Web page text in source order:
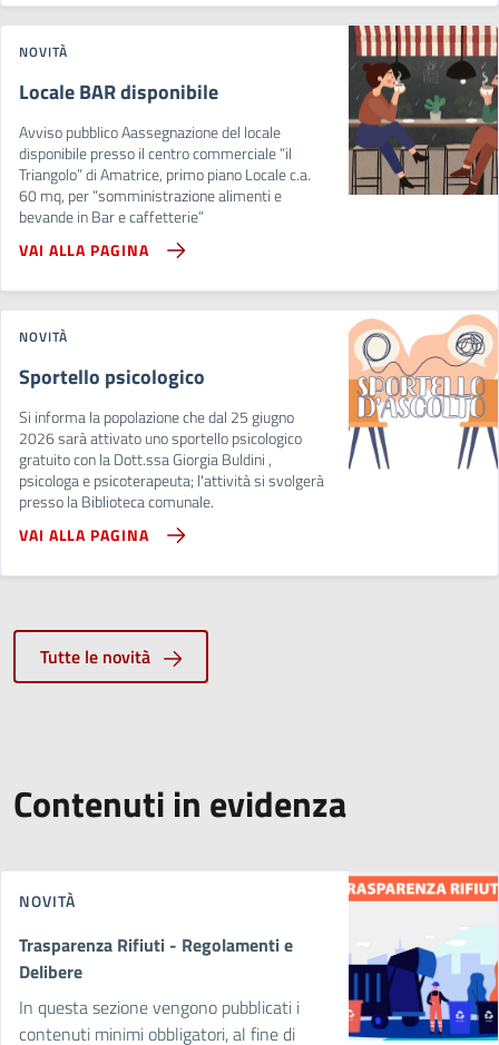
NOVITÀ
Locale BAR disponibile
Avviso pubblico Aassegnazione del locale
disponibile presso il centro commerciale “il
Triangolo” di Amatrice, primo piano Locale c.a.
60 mq, per “somministrazione alimenti e
bevande in Bar e caffetterie”
VAI ALLA PAGINA
NOVITÀ
Sportello psicologico
Si informa la popolazione che dal 25 giugno
2026 sarà attivato uno sportello psicologico
gratuito con la Dott.ssa Giorgia Buldini ,
psicologa e psicoterapeuta; l'attività si svolgerà
presso la Biblioteca comunale.
VAI ALLA PAGINA
Tutte le novità
Contenuti in evidenza
NOVITÀ
Trasparenza Rifiuti - Regolamenti e
Delibere
In questa sezione vengono pubblicati i
contenuti minimi obbligatori, al fine di